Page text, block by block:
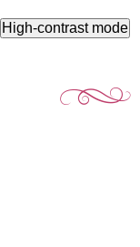
High-contrast mode